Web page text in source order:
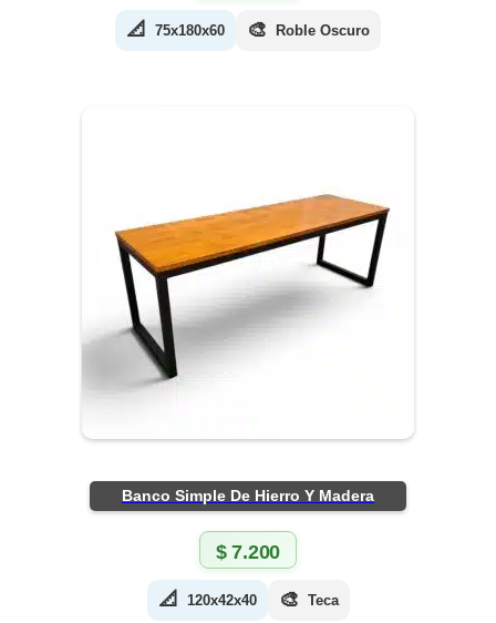
📐 75x180x60 🎨 Roble Oscuro
Banco Simple De Hierro Y Madera
$7.200
📐 120x42x40 🎨 Teca